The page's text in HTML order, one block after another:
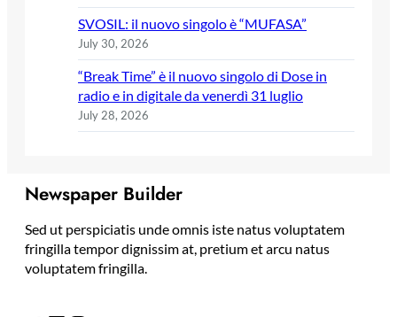
SVOSIL: il nuovo singolo è “MUFASA”
July 30, 2026
“Break Time” è il nuovo singolo di Dose in
radio e in digitale da venerdì 31 luglio
July 28, 2026
Newspaper Builder
Sed ut perspiciatis unde omnis iste natus voluptatem
fringilla tempor dignissim at, pretium et arcu natus
voluptatem fringilla.